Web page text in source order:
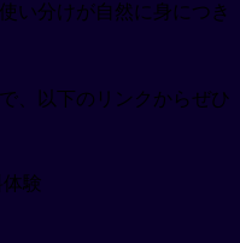
い分けが自然に身につき
、以下のリンクからぜひ
験